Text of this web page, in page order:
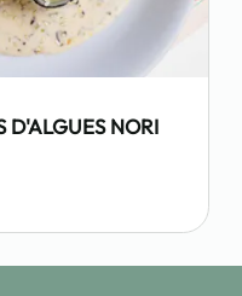
D'ALGUES NORI